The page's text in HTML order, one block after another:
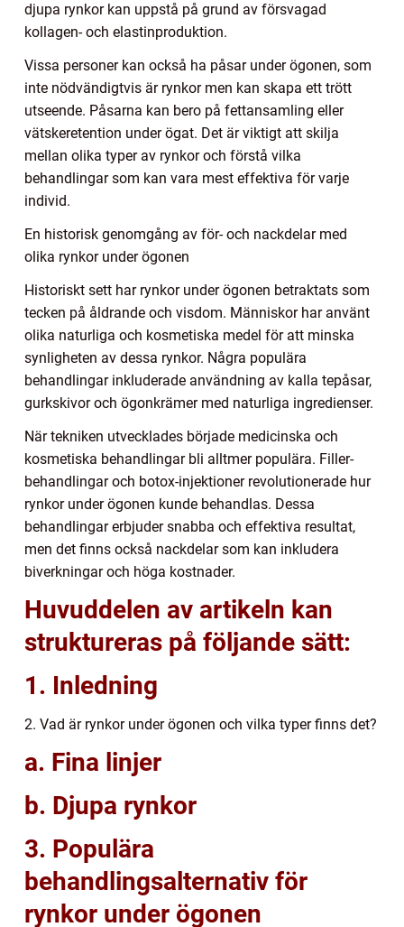
djupa rynkor kan uppstå på grund av försvagad
kollagen- och elastinproduktion.
Vissa personer kan också ha påsar under ögonen, som
inte nödvändigtvis är rynkor men kan skapa ett trött
utseende. Påsarna kan bero på fettansamling eller
vätskeretention under ögat. Det är viktigt att skilja
mellan olika typer av rynkor och förstå vilka
behandlingar som kan vara mest effektiva för varje
individ.
En historisk genomgång av för- och nackdelar med
olika rynkor under ögonen
Historiskt sett har rynkor under ögonen betraktats som
tecken på åldrande och visdom. Människor har använt
olika naturliga och kosmetiska medel för att minska
synligheten av dessa rynkor. Några populära
behandlingar inkluderade användning av kalla tepåsar,
gurkskivor och ögonkrämer med naturliga ingredienser.
När tekniken utvecklades började medicinska och
kosmetiska behandlingar bli alltmer populära. Filler-
behandlingar och botox-injektioner revolutionerade hur
rynkor under ögonen kunde behandlas. Dessa
behandlingar erbjuder snabba och effektiva resultat,
men det finns också nackdelar som kan inkludera
biverkningar och höga kostnader.
Huvuddelen av artikeln kan
struktureras på följande sätt:
1. Inledning
2. Vad är rynkor under ögonen och vilka typer finns det?
a. Fina linjer
b. Djupa rynkor
3. Populära
behandlingsalternativ för
rynkor under ögonen